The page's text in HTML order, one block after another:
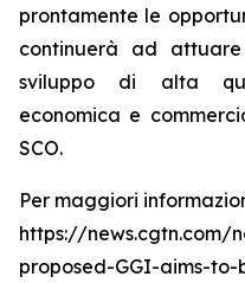
prontamente le
continuerà ad
sviluppo di alta
economica e
SCO.
Per maggiori
https://news.cgtn.com/
proposed-GGI-aims-